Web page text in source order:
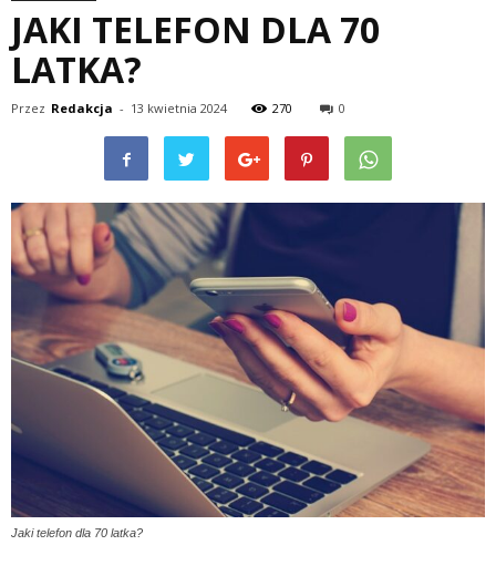
JAKI TELEFON DLA 70
LATKA?
Przez Redakcja - 13 kwietnia 2024 270 0
Jaki telefon dla 70 latka?